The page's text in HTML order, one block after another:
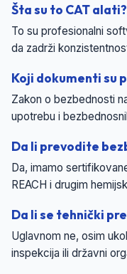
Šta su to CAT alati?
To su profesionalni
da zadrži
Koji dokumenti su
Zakon o bezbednosti
upotrebu i
Da li prevodite
Da, imamo
REACH i drugim
Da li se tehnički
Uglavnom ne, osim
inspekcija ili državni